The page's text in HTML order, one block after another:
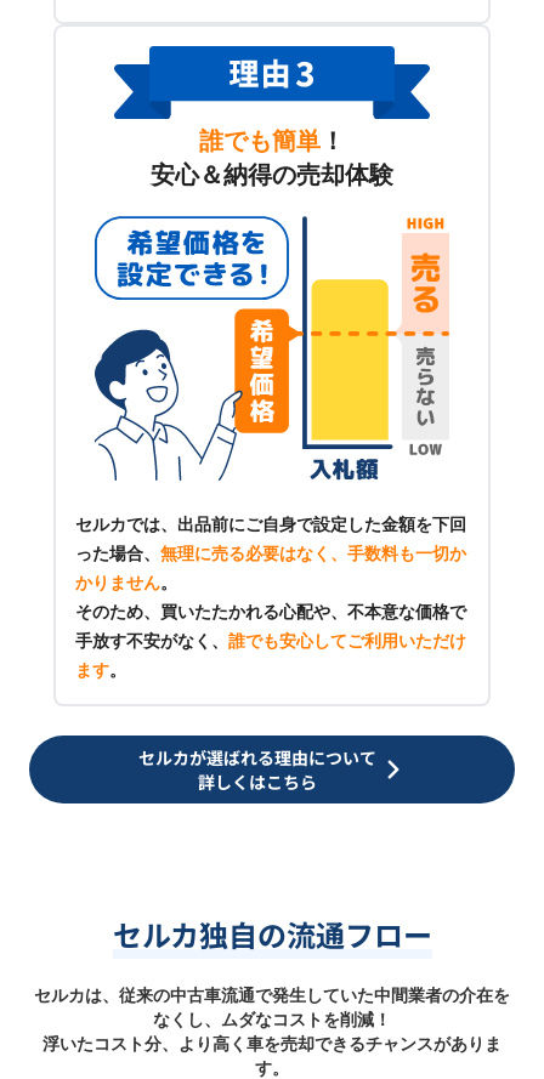
誰でも簡単 ！
安心＆納得の売却体験
セルカでは、出品前にご自身で設定した金額を下回
った場合、 無理に売る必要はなく、手数料も一切か
かりません。
そのため、買いたたかれる心配や、不本意な価格で
手放す不安がなく、 誰でも安心してご利用いただけ
ます。
セルカが選ばれる理由について
詳しくはこちら
セルカ独自の流通フロー
セルカは、従来の中古車流通で発生していた中間業者の介在を
なくし、ムダなコストを削減！
浮いたコスト分、より高く車を売却できるチャンスがありま
す。